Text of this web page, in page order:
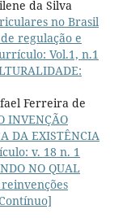
da Silva
no Brasil
regulação e
Vol.1, n.1
Ferreira de
INVENÇÃO
DA EXISTÊNCIA
v. 18 n. 1
NO QUAL
reinvenções